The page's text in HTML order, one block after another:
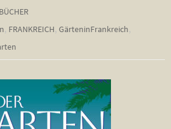
FRANKREICH ,GärteninFrankreich